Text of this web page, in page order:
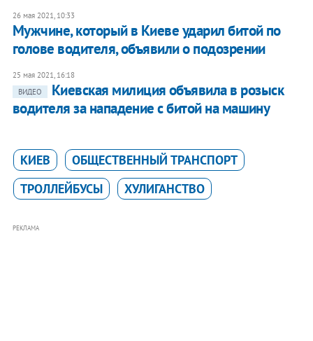
26 мая 2021, 10:33
Мужчине, который в Киеве ударил битой по
голове водителя, объявили о подозрении
25 мая 2021, 16:18
ВИДЕО
Киевская милиция объявила в розыск
водителя за нападение с битой на машину
КИЕВ
ОБЩЕСТВЕННЫЙ ТРАНСПОРТ
ТРОЛЛЕЙБУСЫ
ХУЛИГАНСТВО
РЕКЛАМА